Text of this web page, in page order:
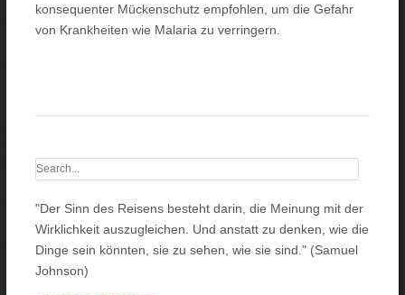
konsequenter Mückenschutz empfohlen, um die Gefahr
von Krankheiten wie Malaria zu verringern.
"Der Sinn des Reisens besteht darin, die Meinung mit der
Wirklichkeit auszugleichen. Und anstatt zu denken, wie die
Dinge sein könnten, sie zu sehen, wie sie sind." (Samuel
Johnson)